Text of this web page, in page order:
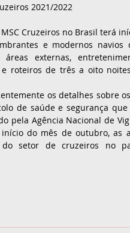
2021/2022
Cruzeiros no Brasil terá
e modernos navios
externas,
roteiros de três a oito
os detalhes sobre
de saúde e segurança
pela Agência Nacional de
do mês de outubro, as
setor de cruzeiros no